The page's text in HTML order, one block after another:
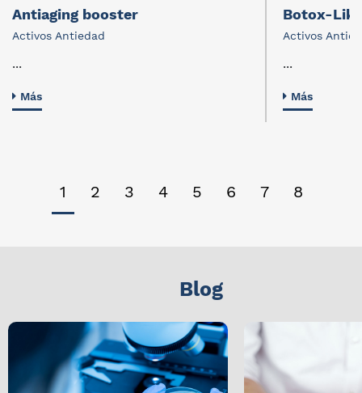
Antiaging booster
Activos Antiedad
...
Más
Botox-Like
Activos
...
Más
1 2 3 4 5 6 7 8
Blog